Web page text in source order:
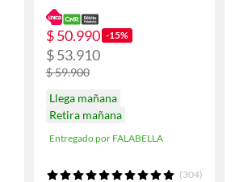
$ 50.990 -15%
$ 53.910
$ 59.900
Llega mañana
Retira mañana
Entregado por FALABELLA
(304)